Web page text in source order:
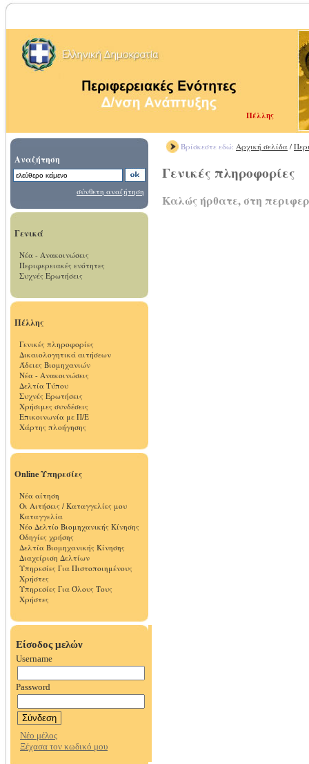
Πέλλης
Αναζήτηση
σύνθετη αναζήτηση
Γενικά
Νέα - Ανακοινώσεις
Περιφερειακές ενότητες
Συχνές Ερωτήσεις
Πέλλης
Γενικές πληροφορίες
Δικαιολογητικά αιτήσεων
Άδειες Βιομηχανιών
Νέα - Ανακοινώσεις
Δελτία Τύπου
Συχνές Ερωτήσεις
Χρήσιμες συνδέσεις
Επικοινωνία με Π/Ε
Χάρτης πλοήγησης
Online Υπηρεσίες
Νέα αίτηση
Οι Αιτήσεις / Καταγγελίες μου
Καταγγελία
Νέο Δελτίο Βιομηχανικής Κίνησης
Οδηγίες χρήσης
Δελτία Βιομηχανικής Κίνησης
Διαχείριση Δελτίων
Υπηρεσίες Για Πιστοποιημένους
Χρήστες
Υπηρεσίες Για Όλους Τους
Χρήστες
Βρίσκεστε εδώ: Αρχική σελίδα /
Γενικές πληροφορίες
Καλώς ήρθατε, στη